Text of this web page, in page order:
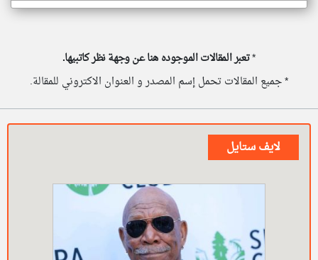
*تعبر المقالات الموجوده هنا عن وجهة نظر كاتبيها.
* جميع المقالات تحمل إسم المصدر و العنوان الاكتروني للمقالة.
لايف ستايل